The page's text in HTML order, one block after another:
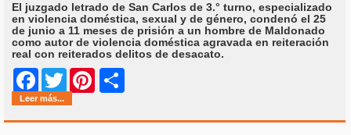
El juzgado letrado de San Carlos de 3.° turno, especializado
en violencia doméstica, sexual y de género, condenó el 25
de junio a 11 meses de prisión a un hombre de Maldonado
como autor de violencia doméstica agravada en reiteración
real con reiterados delitos de desacato.
Facebook
Twitter Pinterest
Leer más...